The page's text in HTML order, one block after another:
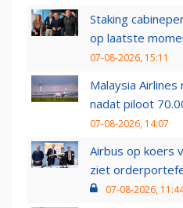
Staking
op laatste
07-08-2026, 15:11
Malaysia
nadat piloot
07-08-2026, 14:07
Airbus op koers
ziet
07-08-2026,